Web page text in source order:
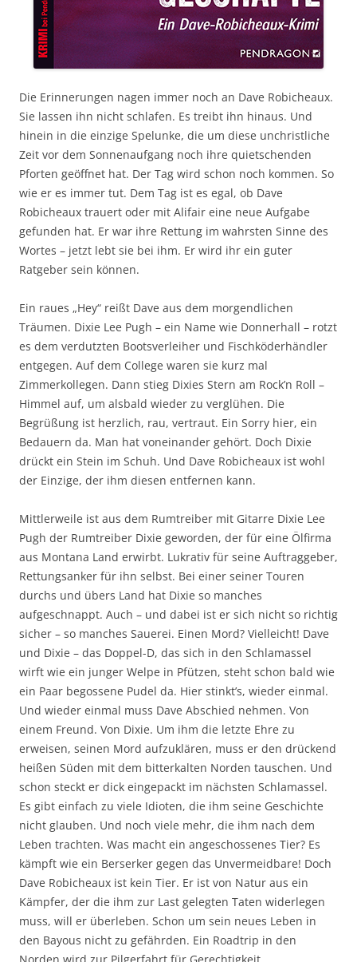
Die Erinnerungen nagen immer noch an Dave Robicheaux.
Sie lassen ihn nicht schlafen. Es treibt ihn hinaus. Und
hinein in die einzige Spelunke, die um diese unchristliche
Zeit vor dem Sonnenaufgang noch ihre quietschenden
Pforten geöffnet hat. Der Tag wird schon noch kommen. So
wie er es immer tut. Dem Tag ist es egal, ob Dave
Robicheaux trauert oder mit Alifair eine neue Aufgabe
gefunden hat. Er war ihre Rettung im wahrsten Sinne des
Wortes – jetzt lebt sie bei ihm. Er wird ihr ein guter
Ratgeber sein können.
Ein raues „Hey“ reißt Dave aus dem morgendlichen
Träumen. Dixie Lee Pugh – ein Name wie Donnerhall – rotzt
es dem verdutzten Bootsverleiher und Fischköderhändler
entgegen. Auf dem College waren sie kurz mal
Zimmerkollegen. Dann stieg Dixies Stern am Rock’n Roll –
Himmel auf, um alsbald wieder zu verglühen. Die
Begrüßung ist herzlich, rau, vertraut. Ein Sorry hier, ein
Bedauern da. Man hat voneinander gehört. Doch Dixie
drückt ein Stein im Schuh. Und Dave Robicheaux ist wohl
der Einzige, der ihm diesen entfernen kann.
Mittlerweile ist aus dem Rumtreiber mit Gitarre Dixie Lee
Pugh der Rumtreiber Dixie geworden, der für eine Ölfirma
aus Montana Land erwirbt. Lukrativ für seine Auftraggeber,
Rettungsanker für ihn selbst. Bei einer seiner Touren
durchs und übers Land hat Dixie so manches
aufgeschnappt. Auch – und dabei ist er sich nicht so richtig
sicher – so manches Sauerei. Einen Mord? Vielleicht! Dave
und Dixie – das Doppel-D, das sich in den Schlamassel
wirft wie ein junger Welpe in Pfützen, steht schon bald wie
ein Paar begossene Pudel da. Hier stinkt’s, wieder einmal.
Und wieder einmal muss Dave Abschied nehmen. Von
einem Freund. Von Dixie. Um ihm die letzte Ehre zu
erweisen, seinen Mord aufzuklären, muss er den drückend
heißen Süden mit dem bitterkalten Norden tauschen. Und
schon steckt er dick eingepackt im nächsten Schlamassel.
Es gibt einfach zu viele Idioten, die ihm seine Geschichte
nicht glauben. Und noch viele mehr, die ihm nach dem
Leben trachten. Was macht ein angeschossenes Tier? Es
kämpft wie ein Berserker gegen das Unvermeidbare! Doch
Dave Robicheaux ist kein Tier. Er ist von Natur aus ein
Kämpfer, der die ihm zur Last gelegten Taten widerlegen
muss, will er überleben. Schon um sein neues Leben in
den Bayous nicht zu gefährden. Ein Roadtrip in den
Norden wird zur Pilgerfahrt für Gerechtigkeit.